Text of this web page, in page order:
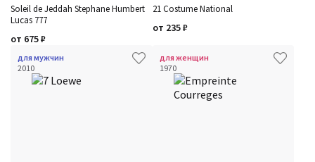
Soleil de Jeddah Stephane Humbert
Lucas 777
от 675₽
21 Costume National
от 235₽
для мужчин
2010
для женщин
1970